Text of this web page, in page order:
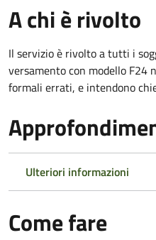
A chi è rivolto
Il servizio è rivolto a tutti i
versamento con modello F24
formali errati, e intendono
Ulteriori informazioni
Come fare